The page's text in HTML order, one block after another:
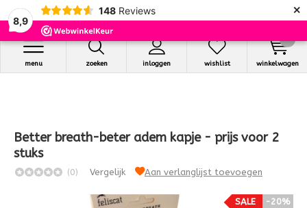
8,9
148 Reviews ×
zoeken inloggen
menu wishlist winkelwagen
Better breath-beter adem kapje - prijs voor 2
stuks
(0) Vergelijk Aan verlanglijst toevoegen
-20%
SALE